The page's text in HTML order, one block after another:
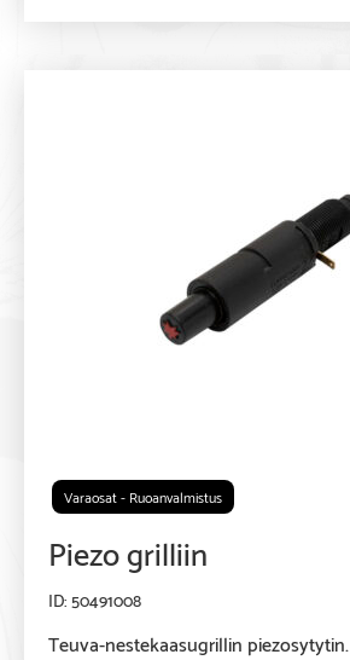
Varaosat - Ruoanvalmistus
Piezo grilliin
50491008
Teuva-nestekaasugrillin piezosytytin.